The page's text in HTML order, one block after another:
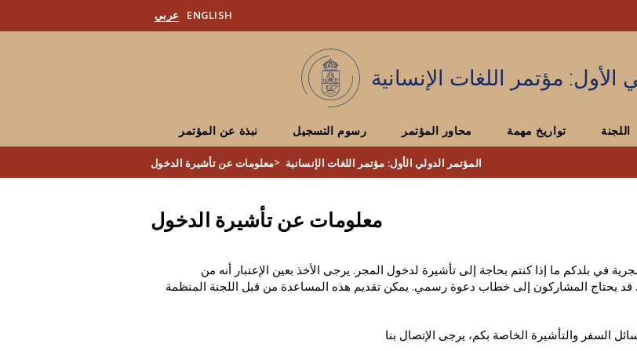
عربي ENGLISH
الأول: مؤتمر اللغات الإنسانية
نبذة عن المؤتمر رسوم التسجيل محاور المؤتمر تواريخ مهمة اللجنة
المؤتمر الدولي الأول: مؤتمر اللغات الإنسانية >معلومات عن تأشيرة الدخول
معلومات عن تأشيرة الدخول
في بلدكم ما إذا كنتم بحاجة إلى تأشيرة لدخول المجر. يرجى الأخذ بعين الإعتبار أنه من
يحتاج المشاركون إلى خطاب دعوة رسمي. يمكن تقديم هذه المساعدة من قبل اللجنة المنظمة
السفر والتأشيرة الخاصة بكم، يرجى الإتصال بنا